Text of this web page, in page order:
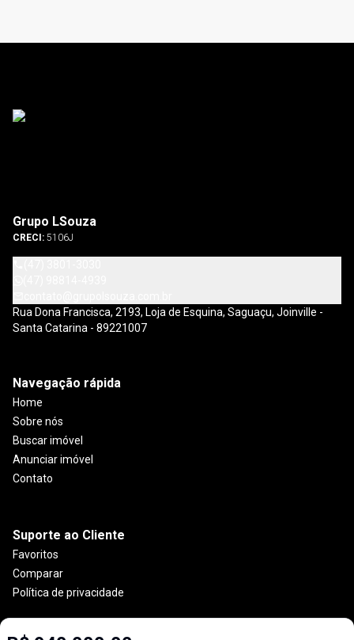
Grupo LSouza
CRECI: 5106J
Rua Dona Francisca, 2193, Loja de Esquina, Saguaçu, Joinville -
Santa Catarina - 89221007
Navegação rápida
Home
Sobre nós
Buscar imóvel
Anunciar imóvel
Contato
Suporte ao Cliente
Favoritos
Comparar
Política de privacidade